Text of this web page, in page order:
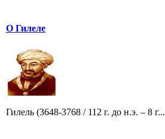
О Гилеле
Гилель (3648-3768 / 112 г. до н.э. – 8 г...